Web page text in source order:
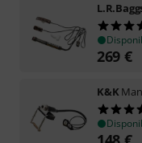
269 €
K&K